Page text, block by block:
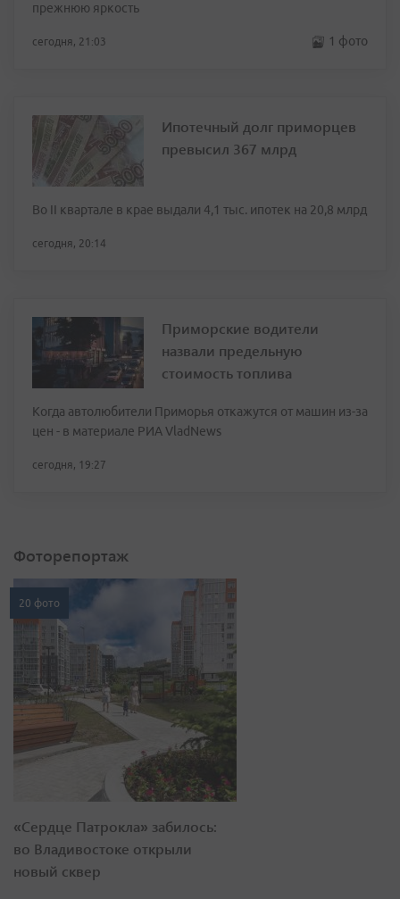
прежнюю яркость
сегодня, 21:03 1 фото
Ипотечный долг приморцев
превысил 367 млрд
Во II квартале в крае выдали 4,1 тыс. ипотек на 20,8 млрд
сегодня, 20:14
Приморские водители
назвали предельную
стоимость топлива
Когда автолюбители Приморья откажутся от машин из-за
цен - в материале РИА VladNews
сегодня, 19:27
Фоторепортаж
20 фото
«Сердце Патрокла» забилось:
во Владивостоке открыли
новый сквер